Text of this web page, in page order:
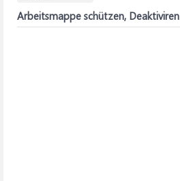
Arbeitsmappe schützen, Deaktiviren